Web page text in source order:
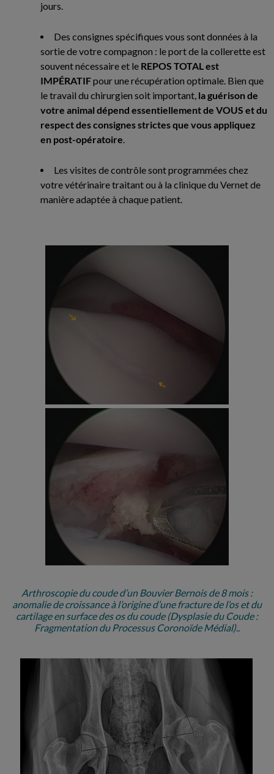
jours.
Des consignes spécifiques vous sont données à la
sortie de votre compagnon : le port de la collerette est
souvent nécessaire et le REPOS TOTAL est
IMPÉRATIFpour une récupération optimale. Bien que
le travail du chirurgien soit important, la guérison de
votre animal dépend essentiellement de VOUS et du
respect des consignes strictes que vous appliquez
en post-opératoire.
Les visites de contrôle sont programmées chez
votre vétérinaire traitant ou à la clinique du Vernet de
manière adaptée à chaque patient.
Arthroscopie du coude d’un Bouvier Bernois de 8 mois :
anomalie de croissance à l’origine d’une fracture de l’os et du
cartilage en surface des os du coude (Dysplasie du Coude :
Fragmentation du Processus Coronoïde Médial)..